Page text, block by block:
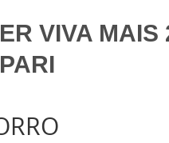
VIVA MAIS